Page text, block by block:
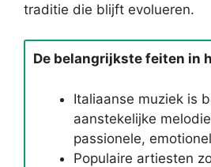
traditie die blijft evolueren.
De belangrijkste feiten in
Italiaanse muziek is
aanstekelijke
passionele,
Populaire artiesten